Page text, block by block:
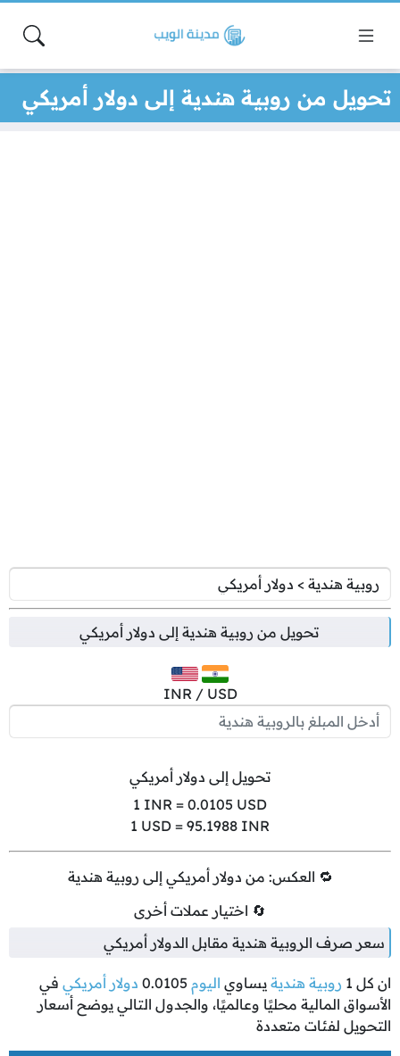
تحويل من روبية هندية إلى دولار أمريكي
تحويل من روبية هندية إلى دولار أمريكي
INR / USD
تحويل إلى دولار أمريكي
1 INR = 0.0105 USD
1 USD = 95.1988 INR
🔁 العكس: من دولار أمريكي إلى روبية هندية
🔄 اختيار عملات أخرى
سعر صرف الروبية هندية مقابل الدولار أمريكي
ان كل 1 روبية هندية يساوي اليوم 0.0105 دولار أمريكي في
الأسواق المالية محليًا وعالميًا، والجدول التالي يوضح أسعار
التحويل لفئات متعددة